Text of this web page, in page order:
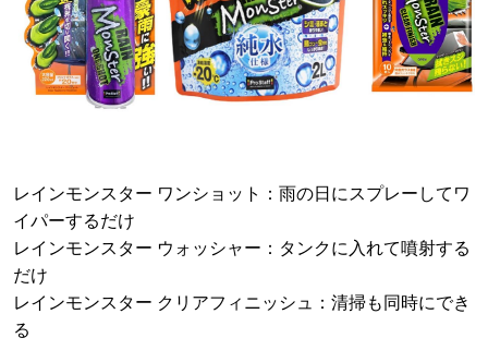
レインモンスター ワンショット：雨の日にスプレーしてワ
イパーするだけ
レインモンスター ウォッシャー：タンクに入れて噴射する
だけ
レインモンスター クリアフィニッシュ：清掃も同時にでき
る